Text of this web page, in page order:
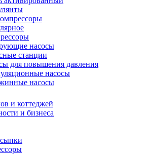
насосы
станции
для повышения давления
насосы
насосы
и коттеджей
и бизнеса